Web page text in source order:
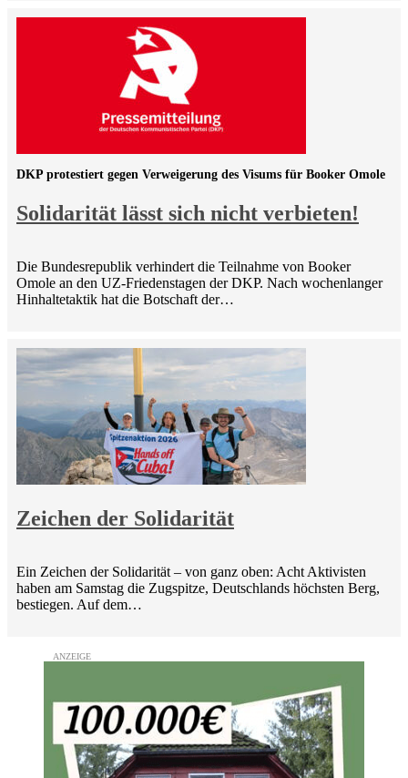
Solidarität lässt sich nicht verbieten!
DKP protestiert gegen Verweigerung des Visums für Booker Omole
Die Bundesrepublik verhindert die Teilnahme von Booker
Omole an den UZ-Friedenstagen der DKP. Nach wochenlanger
Hinhaltetaktik hat die Botschaft der…
Zeichen der Solidarität
Ein Zeichen der Solidarität – von ganz oben: Acht Aktivisten
haben am Samstag die Zugspitze, Deutschlands höchsten Berg,
bestiegen. Auf dem…